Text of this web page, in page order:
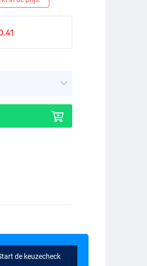
de keuzecheck